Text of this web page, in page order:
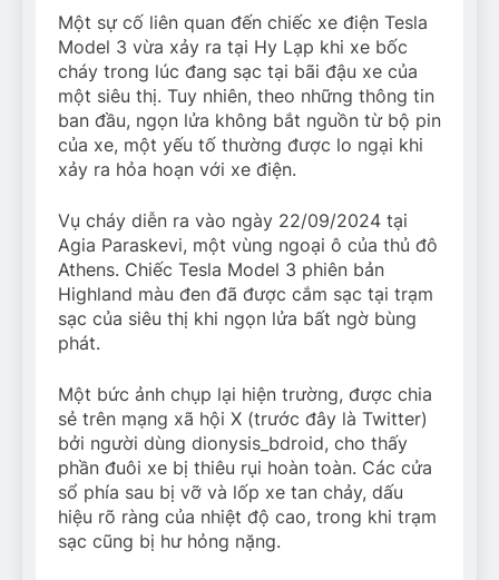
Một sự cố liên quan đến chiếc xe điện Tesla
Model 3 vừa xảy ra tại Hy Lạp khi xe bốc
cháy trong lúc đang sạc tại bãi đậu xe của
một siêu thị. Tuy nhiên, theo những thông tin
ban đầu, ngọn lửa không bắt nguồn từ bộ pin
của xe, một yếu tố thường được lo ngại khi
xảy ra hỏa hoạn với xe điện.
Vụ cháy diễn ra vào ngày 22/09/2024 tại
Agia Paraskevi, một vùng ngoại ô của thủ đô
Athens. Chiếc Tesla Model 3 phiên bản
Highland màu đen đã được cắm sạc tại trạm
sạc của siêu thị khi ngọn lửa bất ngờ bùng
phát.
Một bức ảnh chụp lại hiện trường, được chia
sẻ trên mạng xã hội X (trước đây là Twitter)
bởi người dùng dionysis_bdroid, cho thấy
phần đuôi xe bị thiêu rụi hoàn toàn. Các cửa
sổ phía sau bị vỡ và lốp xe tan chảy, dấu
hiệu rõ ràng của nhiệt độ cao, trong khi trạm
sạc cũng bị hư hỏng nặng.